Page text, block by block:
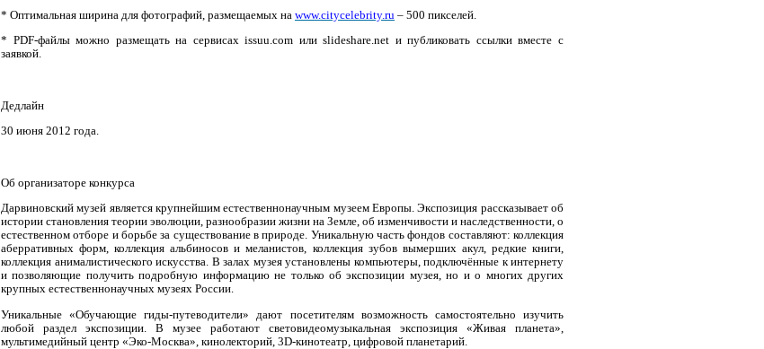
* Оптимальная ширина для фотографий, размещаемых на www.citycelebrity.ru – 500 пикселей.
* PDF-файлы можно размещать на сервисах issuu.com или slideshare.net и публиковать ссылки вместе с
заявкой.
Дедлайн
30 июня 2012 года.
Об организаторе конкурса
Дарвиновский музей является крупнейшим естественнонаучным музеем Европы. Экспозиция рассказывает об
истории становления теории эволюции, разнообразии жизни на Земле, об изменчивости и наследственности, о
естественном отборе и борьбе за существование в природе. Уникальную часть фондов составляют: коллекция
аберративных форм, коллекция альбиносов и меланистов, коллекция зубов вымерших акул, редкие книги,
коллекция анималистического искусства. В залах музея установлены компьютеры, подключённые к интернету
и позволяющие получить подробную информацию не только об экспозиции музея, но и о многих других
крупных естественнонаучных музеях России.
Уникальные«Обучающие гиды-путеводители» дают посетителям возможность самостоятельно изучить
любой раздел экспозиции. В музее работают световидеомузыкальная экспозиция «Живая планета»,
мультимедийный центр «Эко-Москва», кинолекторий, 3D-кинотеатр, цифровой планетарий.